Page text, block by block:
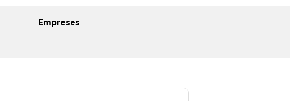
Empreses